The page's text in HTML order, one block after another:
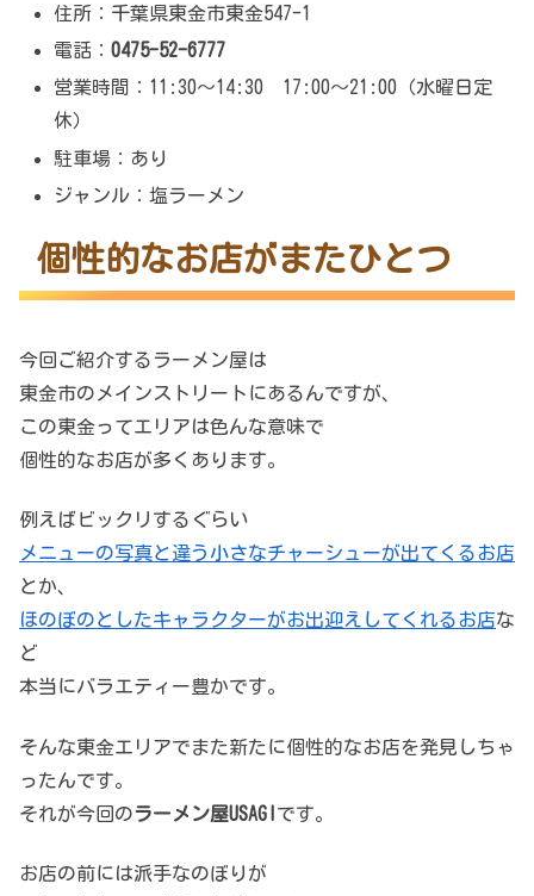
住所：千葉県東金市東金547-1
電話：0475-52-6777
営業時間：11:30～14:30 17:00～21:00（水曜日定
休）
駐車場：あり
ジャンル：塩ラーメン
個性的なお店がまたひとつ
今回ご紹介するラーメン屋は
東金市のメインストリートにあるんですが、
この東金ってエリアは色んな意味で
個性的なお店が多くあります。
例えばビックリするぐらい
メニューの写真と違う小さなチャーシューが出てくるお店
とか、
ほのぼのとしたキャラクターがお出迎えしてくれるお店な
ど
本当にバラエティー豊かです。
そんな東金エリアでまた新たに個性的なお店を発見しちゃ
ったんです。
それが今回のラーメン屋USAGI です。
お店の前には派手なのぼりが